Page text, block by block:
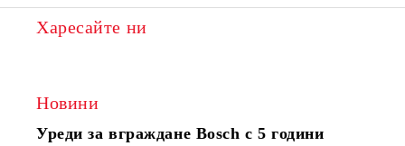
Харесайте ни
Новини
Уреди за вграждане Bosch с 5 години